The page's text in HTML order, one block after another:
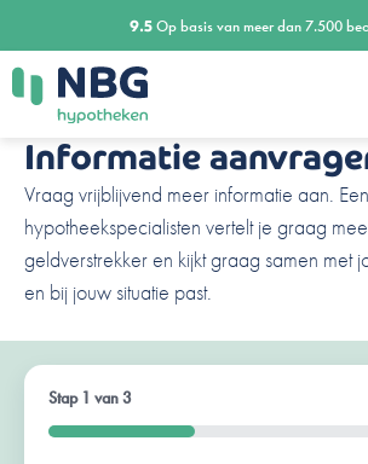
naar
de
inhoud
9.5Op basis van meer dan 7.500
Informatie
Vraag vrijblijvend meer informatie aan.
hypotheekspecialisten vertelt je graag
geldverstrekker en kijkt graag samen met
en bij jouw situatie past.
Stap 1 van3
33%